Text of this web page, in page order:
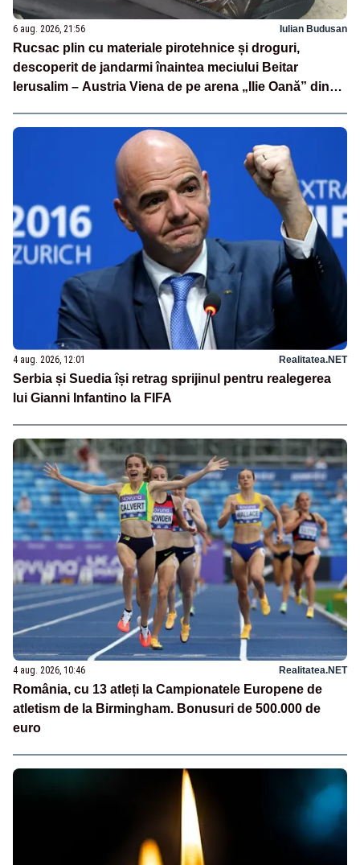
6 aug. 2026, 21:56 Iulian Budusan
Rucsac plin cu materiale pirotehnice și droguri,
descoperit de jandarmi înaintea meciului Beitar
Ierusalim – Austria Viena de pe arena „Ilie Oană” din
4 aug. 2026, 12:01 Realitatea.NET
Serbia și Suedia își retrag sprijinul pentru realegerea
lui Gianni Infantino la FIFA
4 aug. 2026, 10:46 Realitatea.NET
România, cu 13 atleți la Campionatele Europene de
atletism de la Birmingham. Bonusuri de 500.000 de
euro